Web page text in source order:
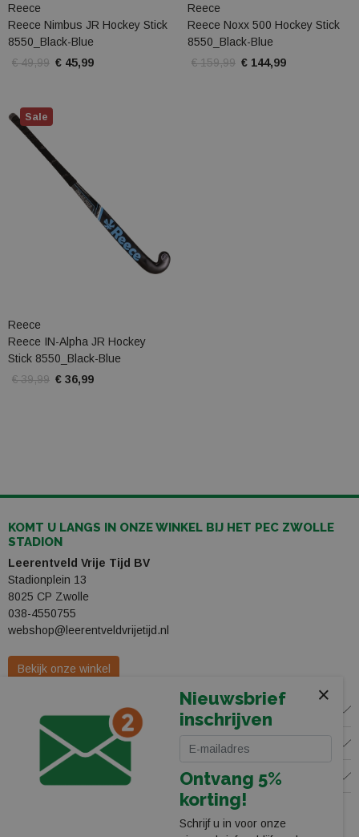
Reece
Reece Nimbus JR Hockey Stick
8550_Black-Blue
€ 49,99 € 45,99
Reece
Reece Noxx 500 Hockey Stick
8550_Black-Blue
€ 159,99 € 144,99
Reece
Reece IN-Alpha JR Hockey
Stick 8550_Black-Blue
€ 39,99 € 36,99
Sale
KOMT U LANGS IN ONZE WINKEL BIJ HET PEC ZWOLLE
STADION
Leerentveld Vrije Tijd BV
Stadionplein 13
8025 CP Zwolle
038-4550755
webshop@leerentveldvrijetijd.nl
Bekijk onze winkel
WINKEL
KLANTENSERVICE
VOLG ONS
×
Nieuwsbrief
inschrijven
Ontvang 5%
korting!
Schrijf u in voor onze